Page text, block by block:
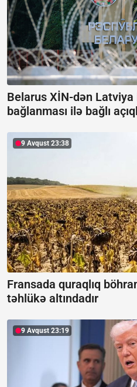
Belarus XİN-dən
bağlanması ilə bağlı
9 Avqust 23:38
Fransada quraqlıq
təhlükə altındadır
9 Avqust 23:19